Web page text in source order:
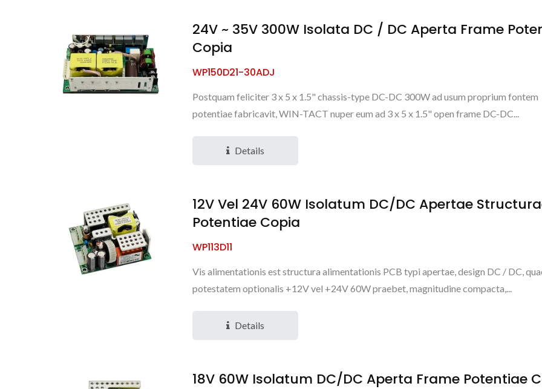
24V ~ 35V 300W Isolata DC / DC Aperta Frame
Copia
WP150D21-30ADJ
Postquam feliciter 3 x 5 x 1.5" chassis-type DC-DC 300W ad usum proprium fontem
potentiae fabricavit, WIN-TACT nuper eum ad 3 x 5 x 1.5" open frame DC-DC...
Details
12V Vel 24V 60W Isolatum DC/DC Apertae
Potentiae Copia
WP113D11
Vis alimentationis est structura alimentationis PCB typi apertae, design DC / DC,
potestatem optionalis +12V vel +24V 60W praebet, magnitudine compacta,...
Details
18V 60W Isolatum DC/DC Aperta Frame Potentiae